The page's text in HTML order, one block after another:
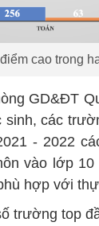
cao trong
GD&ĐT
sinh, các
- 2022
vào lớp
hợp với
trường top